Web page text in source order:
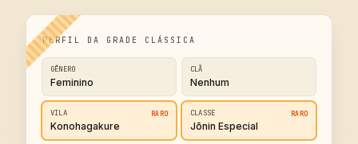
PERFIL DA GRADE CLÁSSICA
GÊNERO
Feminino
CLÃ
Nenhum
VILA RARO
Konohagakure
CLASSE RARO
Jōnin Especial